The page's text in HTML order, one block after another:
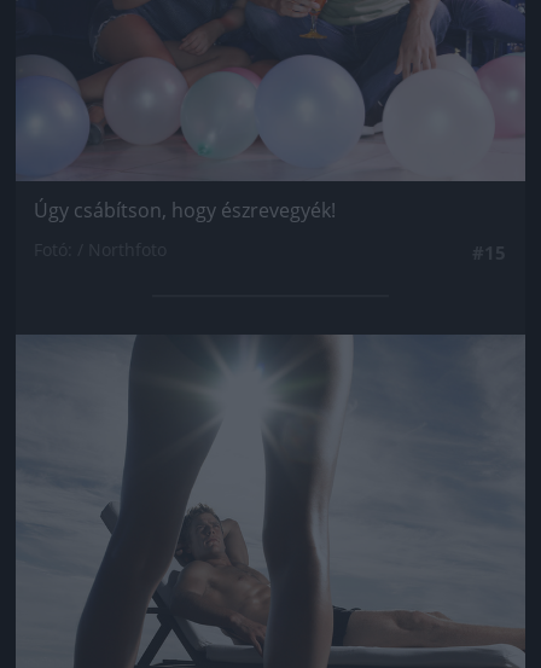
Úgy csábítson, hogy észrevegyék!
Jön még kép!